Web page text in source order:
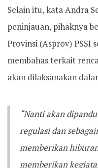
Selain itu, kata Andra
peninjauan, pihaknya
Provinsi (Asprov) PSSI
membahas terkait
akan dilaksanakan
“Nanti akan
regulasi dan
memberikan
memberikan